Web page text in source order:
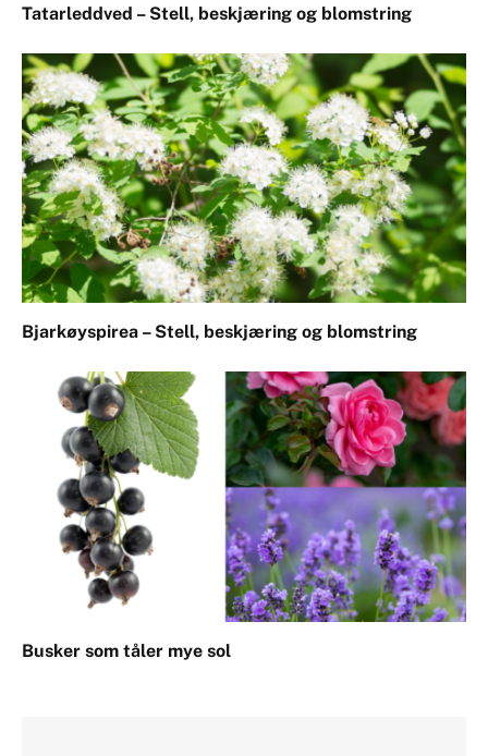
Tatarleddved – Stell, beskjæring og blomstring
Bjarkøyspirea – Stell, beskjæring og blomstring
Busker som tåler mye sol